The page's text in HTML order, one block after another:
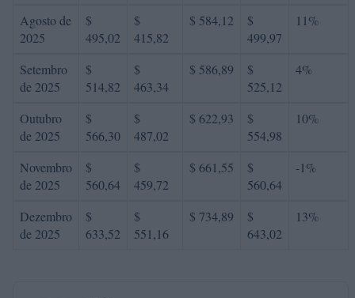
Agosto de
2025
$
495,02
$
415,82
$ 584,12
$
499,97
11%
Setembro
de 2025
$
514,82
$
463,34
$ 586,89
$
525,12
4%
Outubro
de 2025
$
566,30
$
487,02
$ 622,93
$
554,98
10%
Novembro
de 2025
$
560,64
$
459,72
$ 661,55
$
560,64
-1%
Dezembro
de 2025
$
633,52
$
551,16
$ 734,89
$
643,02
13%